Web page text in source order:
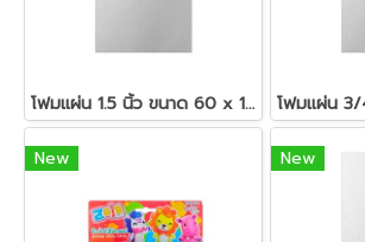
โฟมแผ่น 1.5 นิ้ว ขนาด 60 x 120 ซม.สีขาว
New New